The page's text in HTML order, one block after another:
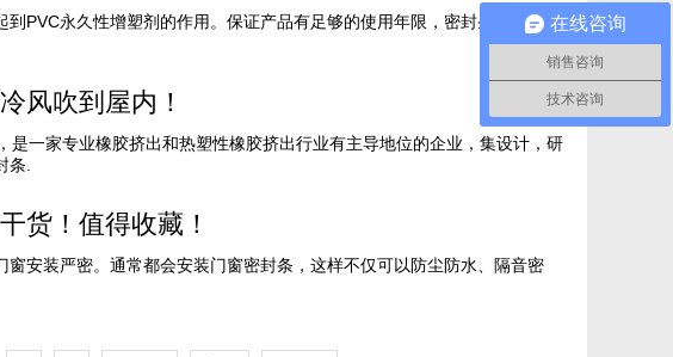
PVC永久性增塑剂的作用。保证产品有足够的使用年限，密封条容易成型
风吹到屋内！
是一家专业橡胶挤出和热塑性橡胶挤出行业有主导地位的企业，集设计，研
条.
货！值得收藏！
安装严密。通常都会安装门窗密封条，这样不仅可以防尘防水、隔音密
在线咨询
销售咨询
技术咨询